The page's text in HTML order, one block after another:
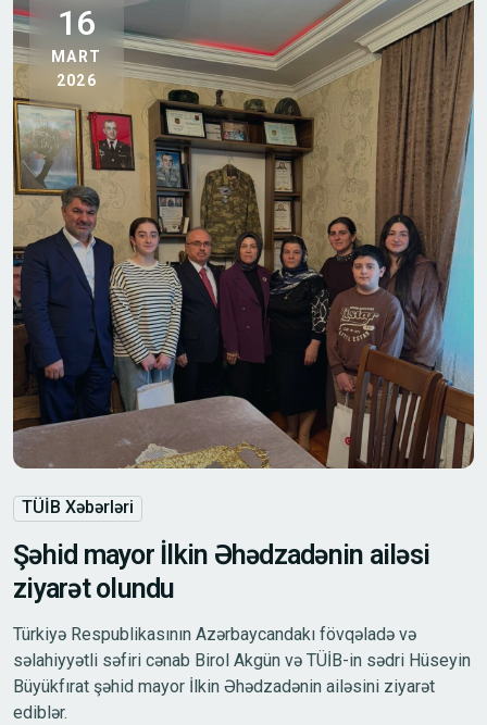
16
MART
2026
TÜİB Xəbərləri
Şəhid mayor İlkin Əhədzadənin ailəsi
ziyarət olundu
Türkiyə Respublikasının Azərbaycandakı fövqəladə və
səlahiyyətli səfiri cənab Birol Akgün və TÜİB-in sədri Hüseyin
Büyükfırat şəhid mayor İlkin Əhədzadənin ailəsini ziyarət
ediblər.